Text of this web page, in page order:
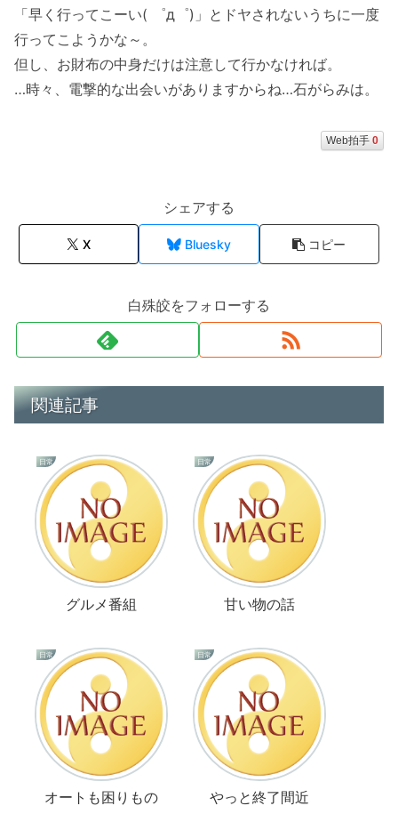
「早く行ってこーい( ゜д゜)」とドヤされないうちに一度
行ってこようかな～。
但し、お財布の中身だけは注意して行かなければ。
…時々、電撃的な出会いがありますからね…石がらみは。
Web拍手 0
シェアする
X Bluesky コピー
白殊皎をフォローする
関連記事
日常
グルメ番組
日常
甘い物の話
日常
オートも困りもの
日常
やっと終了間近